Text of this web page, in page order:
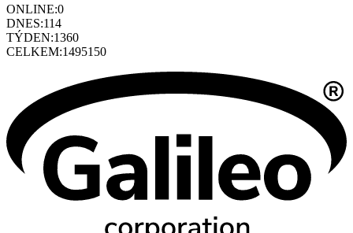
ONLINE:0
DNES:114
TÝDEN:1360
CELKEM:1495150